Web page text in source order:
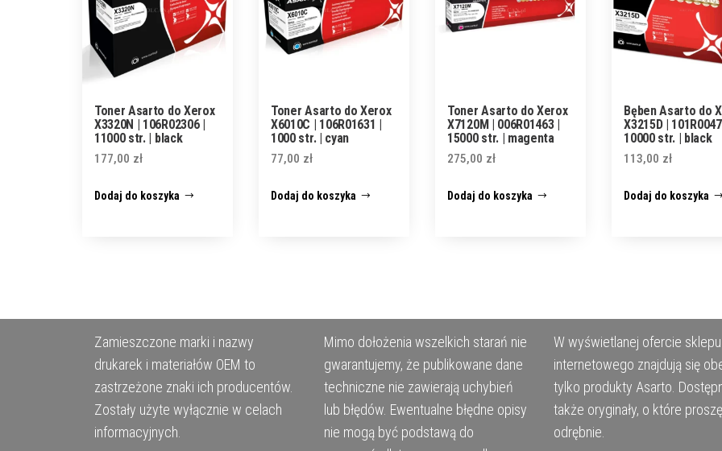
Toner Asarto do Xerox
X3320N | 106R02306 |
11000 str. | black
177,00 zł
Dodaj do koszyka
Toner Asarto do Xerox
X6010C | 106R01631 |
1000 str. | cyan
77,00 zł
Dodaj do koszyka
Toner Asarto do Xerox
X7120M | 006R01463 |
15000 str. | magenta
275,00 zł
Dodaj do koszyka
Bęben Asarto do
X3215D |
10000 str. | black
113,00 zł
Dodaj do koszyka
Zamieszczone marki i nazwy
drukarek i materiałów OEM to
zastrzeżone znaki ich producentów.
Zostały użyte wyłącznie w celach
informacyjnych.
Mimo dołożenia wszelkich starań nie
gwarantujemy, że publikowane dane
techniczne nie zawierają uchybień
lub błędów. Ewentualne błędne opisy
nie mogą być podstawą do
W wyświetlanej ofercie sklepu
internetowego znajdują się
tylko produkty Asarto.
także oryginały, o które
odrębnie.